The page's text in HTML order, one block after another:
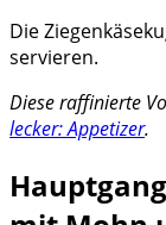
Die
servieren.
Diese raffinierte
lecker: Appetizer.